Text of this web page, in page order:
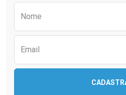
Nome
Email